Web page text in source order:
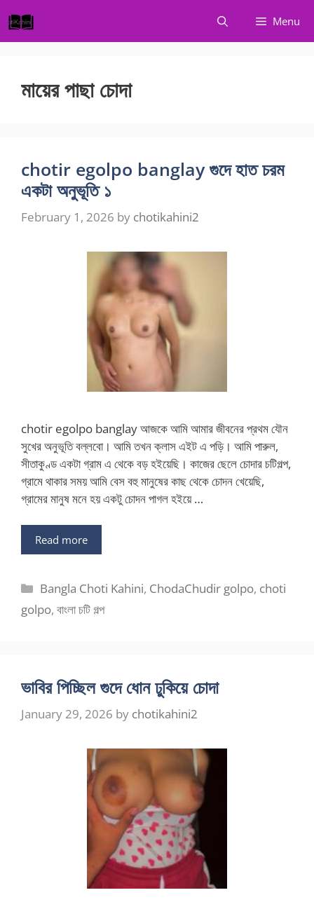
to
content
Menu
মায়ের পাছা চোদা
chotir egolpo banglay গুদে হাত চরম
একটা অনুভূতি ১
February 1, 2026 by chotikahini2
chotir egolpo banglay আজকে আমি আমার জীবনের প্রথম যৌন
সুখের অনুভূতি বল্লবো। আমি তখন ক্লাস এইট এ পড়ি। আমি পারুল,
সীতাকুণ্ড একটা গ্রাম এ থেকে বড় হইয়েছি। কাজের ছেলে চোদার চটিগল্প,
গ্রামে থাকার সময় আমি বেস বহু মানুষের কাছ থেকে চোদন খেয়েছি,
গ্রামের মানুষ মনে হয় একটু চোদন পাগল হইয়ে …
Read more
Categories
Bangla Choti Kahini, ChodaChudir golpo, choti
golpo, বাংলা চটি গল্প
ভাবির পিচ্ছিল গুদে ধোন ঢুকিয়ে চোদা
January 29, 2026 by chotikahini2